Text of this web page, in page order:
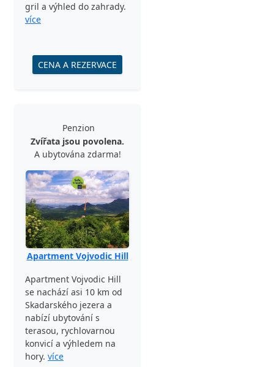
gril a výhled do zahrady.
více
CENA A REZERVACE
Penzion
Zvířata jsou povolena.
A ubytována zdarma!
Apartment Vojvodic Hill
Apartment Vojvodic Hill
se nachází asi 10 km od
Skadarského jezera a
nabízí ubytování s
terasou, rychlovarnou
konvicí a výhledem na
hory. více